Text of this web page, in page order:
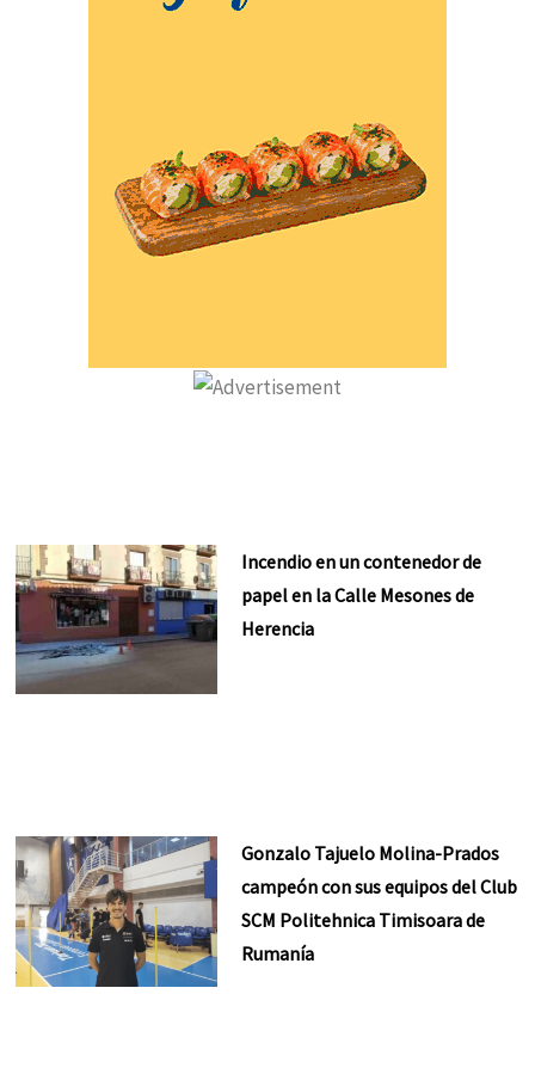
Incendio en un contenedor de
papel en la Calle Mesones de
Herencia
Gonzalo Tajuelo Molina-Prados
campeón con sus equipos del Club
SCM Politehnica Timisoara de
Rumanía